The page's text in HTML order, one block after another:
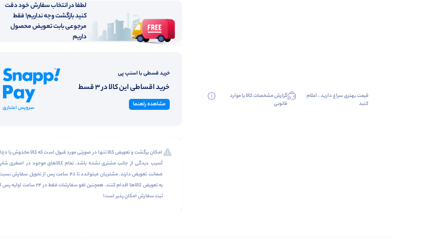
قیمت بهتری سراغ دارید ، اعلام
کنید
گزارش مشخصات کالا یا موارد
قانونی
لطفا در انتخاب سفارش خود دقت
کنید بازگشت وجه نداریم! فقط
مرجوعی بابت تعویض محصول
داریم
خرید قسطی با اسنپ پی
خرید اقساطی این کالا در 3 قسط
مشاهده راهنما
امکان برگشت و تعویض کالا تنها در صورتی مورد قبول است که کالا مخدوش یا
آسیب دیدگی از جانب مشتری نشده باشد. تمام کالاهای موجود در اصغری
ضمانت تعویض دارند. مشتریان میتواندد تا 48 ساعت پس از تحویل سفارش
به تعویض کالاها اقدام کنند. همچنین لغو سفارشات فقط در 24 ساعت اولیه
ثبت سفارش امکان پذیر است!